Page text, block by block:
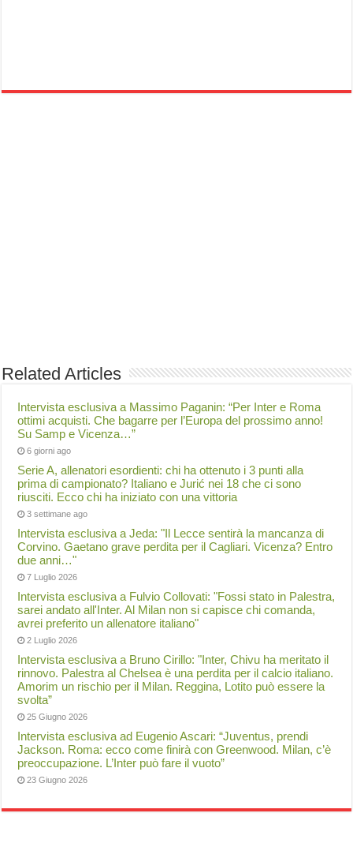
Related Articles
Intervista esclusiva a Massimo Paganin: “Per Inter e Roma
ottimi acquisti. Che bagarre per l’Europa del prossimo anno!
Su Samp e Vicenza…”
6 giorni ago
Serie A, allenatori esordienti: chi ha ottenuto i 3 punti alla
prima di campionato? Italiano e Jurić nei 18 che ci sono
riusciti. Ecco chi ha iniziato con una vittoria
3 settimane ago
Intervista esclusiva a Jeda: "Il Lecce sentirà la mancanza di
Corvino. Gaetano grave perdita per il Cagliari. Vicenza? Entro
due anni…"
7 Luglio 2026
Intervista esclusiva a Fulvio Collovati: "Fossi stato in Palestra,
sarei andato all'Inter. Al Milan non si capisce chi comanda,
avrei preferito un allenatore italiano"
2 Luglio 2026
Intervista esclusiva a Bruno Cirillo: "Inter, Chivu ha meritato il
rinnovo. Palestra al Chelsea è una perdita per il calcio italiano.
Amorim un rischio per il Milan. Reggina, Lotito può essere la
svolta”
25 Giugno 2026
Intervista esclusiva ad Eugenio Ascari: “Juventus, prendi
Jackson. Roma: ecco come finirà con Greenwood. Milan, c’è
preoccupazione. L’Inter può fare il vuoto”
23 Giugno 2026